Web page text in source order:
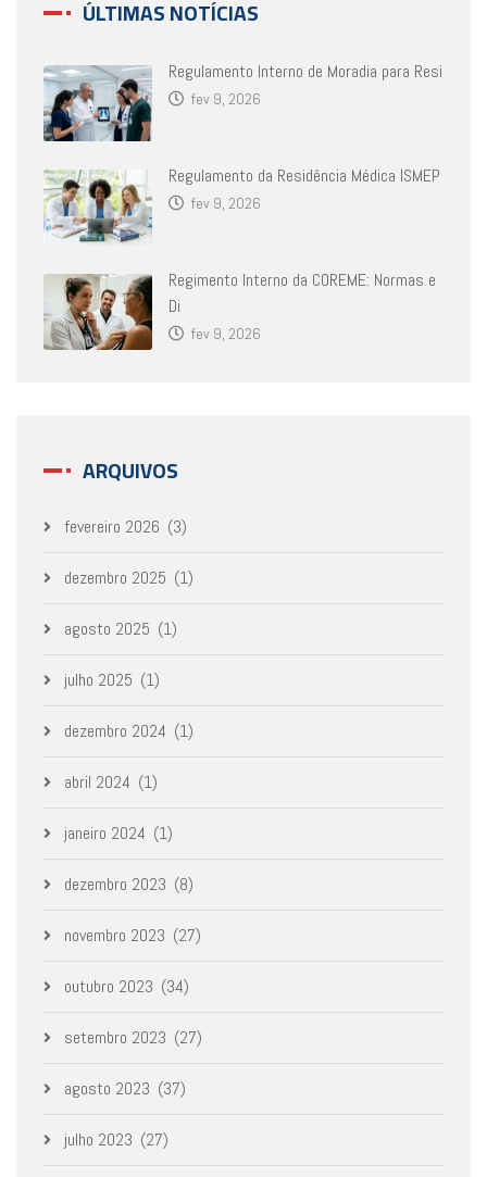
ÚLTIMAS NOTÍCIAS
Regulamento Interno de Moradia para Resi
fev 9, 2026
Regulamento da Residência Médica ISMEP
fev 9, 2026
Regimento Interno da COREME: Normas e
Di
fev 9, 2026
ARQUIVOS
fevereiro 2026 (3)
dezembro 2025 (1)
agosto 2025 (1)
julho 2025 (1)
dezembro 2024 (1)
abril 2024 (1)
janeiro 2024 (1)
dezembro 2023 (8)
novembro 2023 (27)
outubro 2023 (34)
setembro 2023 (27)
agosto 2023 (37)
julho 2023 (27)